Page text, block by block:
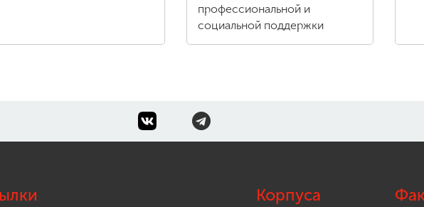
профессиональной и
социальной поддержки
Корпуса